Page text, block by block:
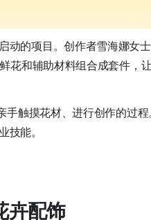
动的项目。创作者雪海娜女
花和辅助材料组合成套件，
手触摸花材、进行创作的过
技能。
卉配饰